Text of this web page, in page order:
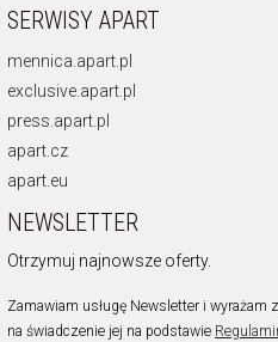
SERWISY APART
mennica.apart.pl
exclusive.apart.pl
press.apart.pl
apart.cz
apart.eu
NEWSLETTER
Otrzymuj najnowsze oferty.
Zamawiam usługę Newsletter i wyrażam
na świadczenie jej na podstawie